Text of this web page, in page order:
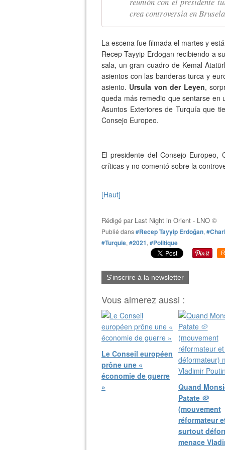
crea controversia en
La escena fue filmada el martes y
Recep Tayyip Erdogan recibiendo a
sala, un gran cuadro de Kemal
asientos con las banderas turca y
asiento. Ursula von der Leyen,
queda más remedio que sentarse en
Asuntos Exteriores de Turquía que
Consejo Europeo.
El presidente del Consejo
críticas y no comentó sobre la
[Haut]
Rédigé par Last Night in Orient - LNO ©
Publié dans#Recep Tayyip Erdoğan,
#Turquie, #2021, #Politique
S'inscrire à la newsletter
Vous aimerez aussi :
Le Conseil européen
prône une «
économie de guerre
»
Quand
Patate 🥔
(mouvement
réformateur
surtout
menace